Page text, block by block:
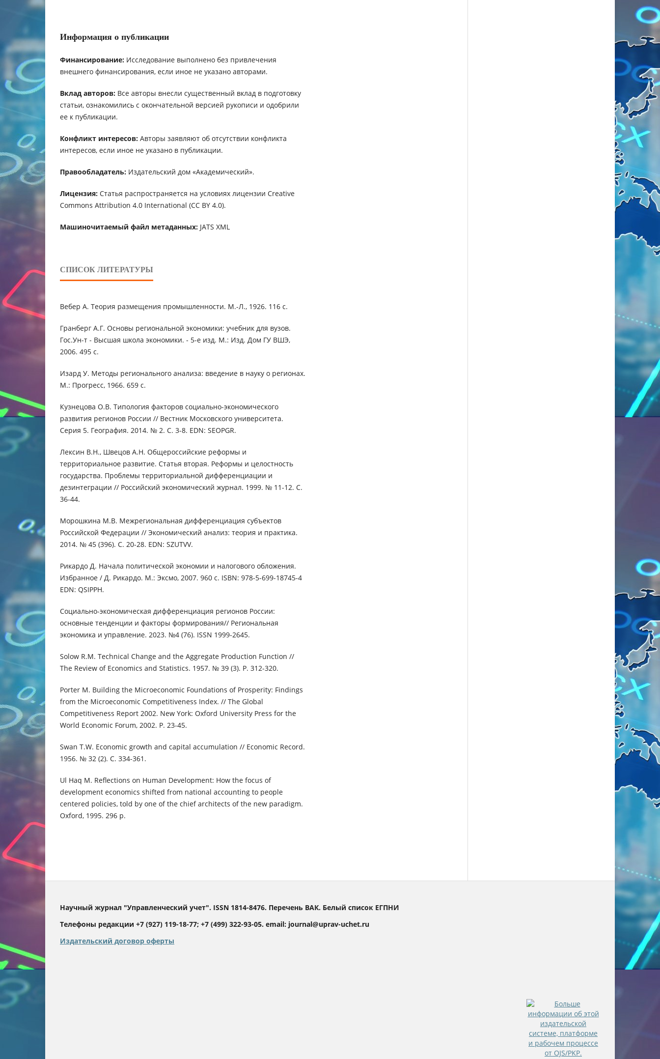
Информация о публикации
Финансирование: Исследование выполнено без привлечения
внешнего финансирования, если иное не указано авторами.
Вклад авторов: Все авторы внесли существенный вклад в подготовку
статьи, ознакомились с окончательной версией рукописи и одобрили
ее к публикации.
Конфликт интересов: Авторы заявляют об отсутствии конфликта
интересов, если иное не указано в публикации.
Правообладатель: Издательский дом «Академический».
Лицензия: Статья распространяется на условиях лицензии Creative
Commons Attribution 4.0 International (CC BY 4.0).
Машиночитаемый файл метаданных: JATS XML
СПИСОК ЛИТЕРАТУРЫ
Вебер А. Теория размещения промышленности. М.-Л., 1926. 116 с.
Гранберг А.Г. Основы региональной экономики: учебник для вузов.
Гос.Ун-т - Высшая школа экономики. - 5-е изд. М.: Изд. Дом ГУ ВШЭ,
2006. 495 с.
Изард У. Методы регионального анализа: введение в науку о регионах.
М.: Прогресс, 1966. 659 с.
Кузнецова О.В. Типология факторов социально-экономического
развития регионов России // Вестник Московского университета.
Серия 5. География. 2014. № 2. С. 3-8. EDN: SEOPGR.
Лексин В.Н., Швецов А.Н. Общероссийские реформы и
территориальное развитие. Статья вторая. Реформы и целостность
государства. Проблемы территориальной дифференциации и
дезинтеграции // Российский экономический журнал. 1999. № 11-12. С.
36-44.
Морошкина М.В. Межрегиональная дифференциация субъектов
Российской Федерации // Экономический анализ: теория и практика.
2014. № 45 (396). С. 20-28. EDN: SZUTVV.
Рикардо Д. Начала политической экономии и налогового обложения.
Избранное / Д. Рикардо. М.: Эксмо, 2007. 960 с. ISBN: 978-5-699-18745-4
EDN: QSIPPH.
Социально-экономическая дифференциация регионов России:
основные тенденции и факторы формирования// Региональная
экономика и управление. 2023. №4 (76). ISSN 1999-2645.
Solow R.M. Technical Change and the Aggregate Production Function //
The Review of Economics and Statistics. 1957. № 39 (3). P. 312-320.
Porter M. Building the Microeconomic Foundations of Prosperity: Findings
from the Microeconomic Competitiveness Index. // The Global
Competitiveness Report 2002. New York: Oxford University Press for the
World Economic Forum, 2002. P. 23-45.
Swan T.W. Economic growth and capital accumulation // Economic Record.
1956. № 32 (2). С. 334-361.
Ul Haq M. Reflections on Human Development: How the focus of
development economics shifted from national accounting to people
centered policies, told by one of the chief architects of the new paradigm.
Oxford, 1995. 296 р.
Научный журнал "Управленческий учет". ISSN 1814-8476. Перечень ВАК. Белый список ЕГПНИ
Телефоны редакции +7 (927) 119-18-77; +7 (499) 322-93-05. email: journal@uprav-uchet.ru
Издательский договор оферты